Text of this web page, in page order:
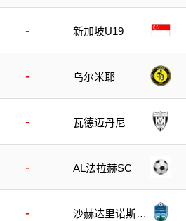
- 新加坡U19
- 乌尔米耶
- 瓦德迈丹尼
- AL法拉赫SC
-
沙赫达里诺斯哈